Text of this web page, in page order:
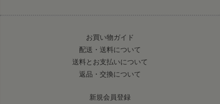
お買い物ガイド
配送・送料について
送料とお支払いについて
返品・交換について
新規会員登録